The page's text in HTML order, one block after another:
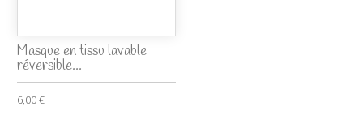
Masque en tissu lavable
réversible...
6,00 €